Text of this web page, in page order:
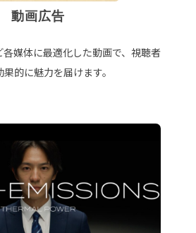
動画広告
各媒体に最適化した動画で、視聴者
的に魅力を届けます。